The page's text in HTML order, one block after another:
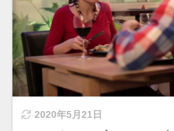
2020年5月21日